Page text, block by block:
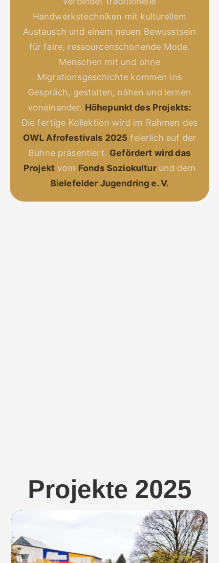
Handwerkstechniken mit kulturellem
Austausch und einem neuen Bewusstsein
für faire, ressourcenschonende Mode.
Menschen mit und ohne
Migrationsgeschichte kommen ins
Gespräch, gestalten, nähen und lernen
voneinander. Höhepunkt des Projekts:
Die fertige Kollektion wird im Rahmen des
OWL Afrofestivals 2025 feierlich auf der
Bühne präsentiert. Gefördert wird das
Projekt vom Fonds Soziokulturund dem
Bielefelder Jugendring e. V.
Projekte 2025